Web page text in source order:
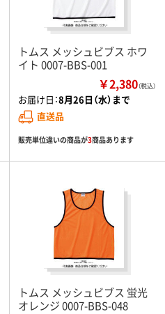
トムス メッシュビブス ホワ
イト 0007-BBS-001
￥2,380（税込）
お届け日：8月26日（水）まで
直送品
販売単位違いの商品が3商品あります
トムス メッシュビブス 蛍光
オレンジ 0007-BBS-048